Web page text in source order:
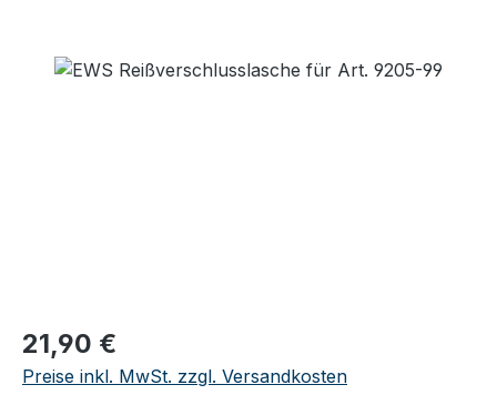
Regulärer Preis:
21,90 €
Preise inkl. MwSt. zzgl. Versandkosten